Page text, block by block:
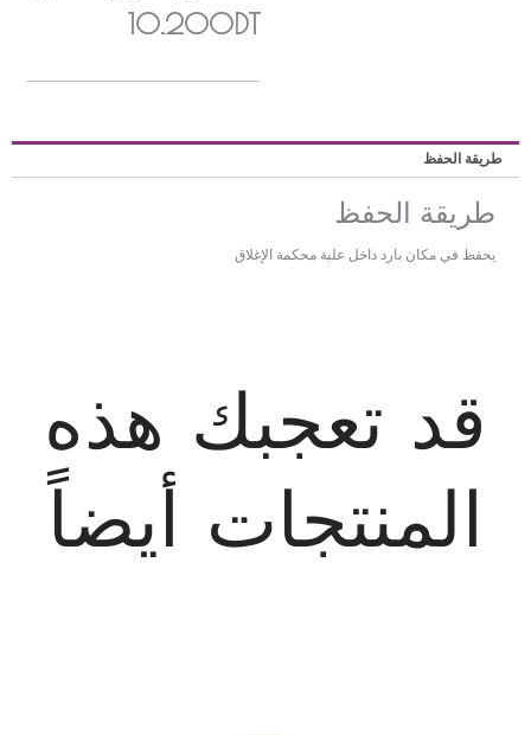
10.200DT
طريقة الحفظ
طريقة الحفظ
يحفظ في مكان بارد داخل علبة محكمة الإغلاق
قد تعجبك هذه
المنتجات أيضاً